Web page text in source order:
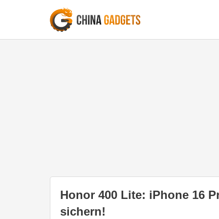
Honor 400 Lite: iPhone 16
sichern!